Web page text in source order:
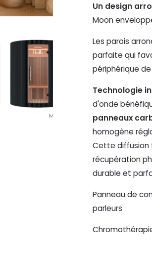
Un design
Moon
Les parois
parfaite qui
périphérique
Technologie
d'onde
panneaux
homogène
Cette diffusion
récupération
durable et
Panneau de
parleurs